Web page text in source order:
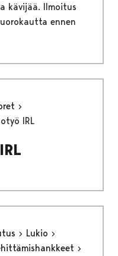
kävijää. Ilmoitus
ennen
IRL
Lukio